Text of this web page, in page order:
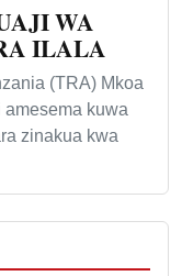
WA
ILALA
(TRA) Mkoa
kuwa
zinakua kwa